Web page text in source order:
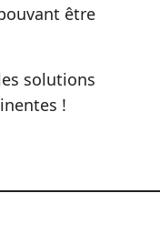
être
solutions
!